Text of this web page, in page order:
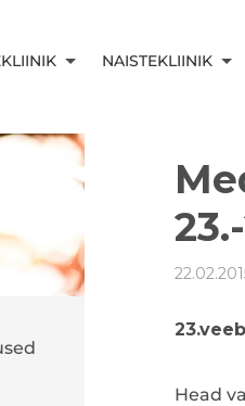
NAISTEKLIINIK
Head